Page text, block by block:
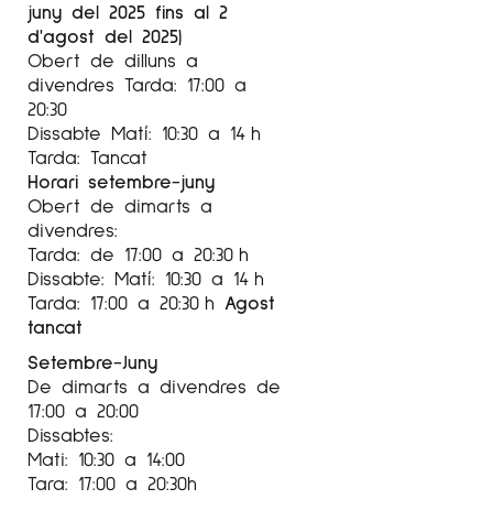
2011 El + de Mercè Humedas. Cercle de Belles
Arts. Lleida.
2010 Obra recent. Hospital Universitari Arnau de
Vilanova. Lleida.
2009 Entre dos llums. Galeria Espai Cavallers.
Lleida.
2004 Sala Manel Garcia Sarramona. Cercle
Belles Arts. Lleida.
2002 Galeria d’Art “Paz Feliz”. Madrid.
2000 Espais del meu entorn. Sala Gòtica de
l’Institut d’Estudis Ilerdencs. Lleida
1999 Sala d’Exposicions del Col·legi
Internacional SEK de Catalunya. La Garriga.
Barcelona
juny del 2025 fins al 2
d'agost del 2025)
Obert de dilluns a
divendres Tarda: 17:00 a
20:30
Dissabte Matí: 10:30 a 14 h
Tarda: Tancat
Horari setembre-juny
Obert de dimarts a
divendres:
Tarda: de 17:00 a 20:30 h
Dissabte: Matí: 10:30 a 14 h
Tarda: 17:00 a 20:30 h Agost
tancat
Setembre-Juny
De dimarts a divendres de
17:00 a 20:00
Dissabtes:
Mati: 10:30 a 14:00
Tara: 17:00 a 20:30h